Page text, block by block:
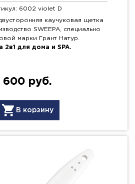
6002 violet D
каучуковая щетка
SWEEPA, специально
марки Грант Натур.
2в1 для дома и SPA.
600 руб.
В корзину